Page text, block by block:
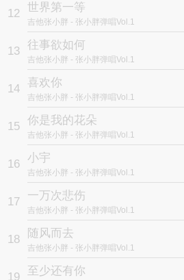
12 世界第一等
吉他张小胖 - 张小胖弹唱Vol.1
13 往事欲如何
吉他张小胖 - 张小胖弹唱Vol.1
14 喜欢你
吉他张小胖 - 张小胖弹唱Vol.1
15 你是我的花朵
吉他张小胖 - 张小胖弹唱Vol.1
16 小宇
吉他张小胖 - 张小胖弹唱Vol.1
17 一万次悲伤
吉他张小胖 - 张小胖弹唱Vol.1
18 随风而去
吉他张小胖 - 张小胖弹唱Vol.1
19 至少还有你